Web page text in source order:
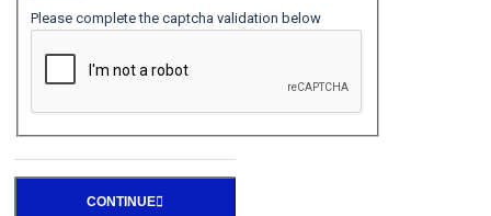
Please complete the captcha validation below
CONTINUE